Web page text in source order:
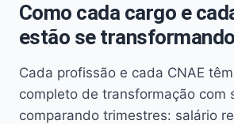
Como cada cargo e
estão se transformando
Cada profissão e cada CNAE
completo de transformação com
comparando trimestres: salário